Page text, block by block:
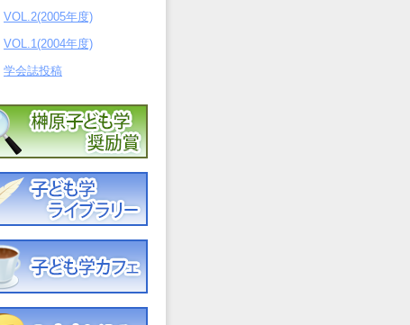
VOL.2(2005年度)
VOL.1(2004年度)
学会誌投稿